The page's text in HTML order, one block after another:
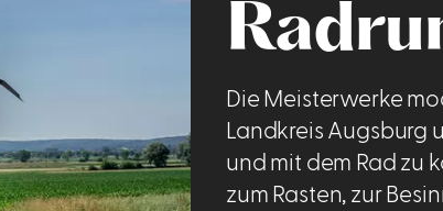
Die Meisterwerke
Landkreis Augsburg
und mit dem Rad zu
zum Rasten, zur